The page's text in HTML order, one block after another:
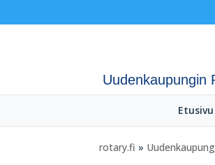
Uudenkaupungin
Etusivu
rotary.fi »